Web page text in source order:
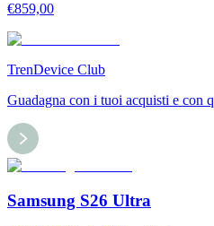
€859,00
TrenDevice Club
Guadagna con i tuoi acquisti e con
Samsung S26 Ultra